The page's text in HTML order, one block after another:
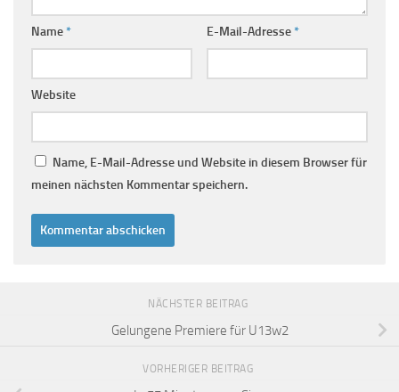
Name* E-Mail-Adresse*
Website
Name, E-Mail-Adresse und Website in diesem Browser für
meinen nächsten Kommentar speichern.
NÄCHSTER BEITRAG
Gelungene Premiere für U13w2
VORHERIGER BEITRAG